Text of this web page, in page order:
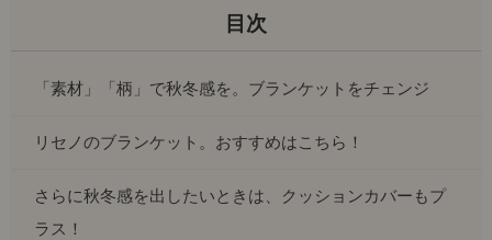
「素材」「柄」で秋冬感を。ブランケットをチェンジ
リセノのブランケット。おすすめはこちら！
さらに秋冬感を出したいときは、クッションカバーもプ
ラス！